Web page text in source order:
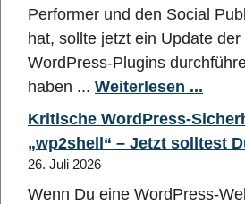
Performer und den Social
hat, sollte jetzt ein Update der
WordPress-Plugins
haben ... Weiterlesen ...
Kritische WordPress-
„wp2shell“ – Jetzt solltest
26. Juli 2026
Wenn Du eine WordPress-